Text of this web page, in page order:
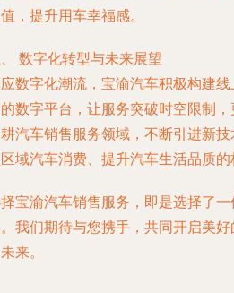
，提升用车幸福感。
数字化转型与未来展望
数字化潮流，宝渝汽车积极构建
数字平台，让服务突破时空限制
汽车销售服务领域，不断引进新
域汽车消费、提升汽车生活品质的
宝渝汽车销售服务，即是选择了
我们期待与您携手，共同开启美
来。